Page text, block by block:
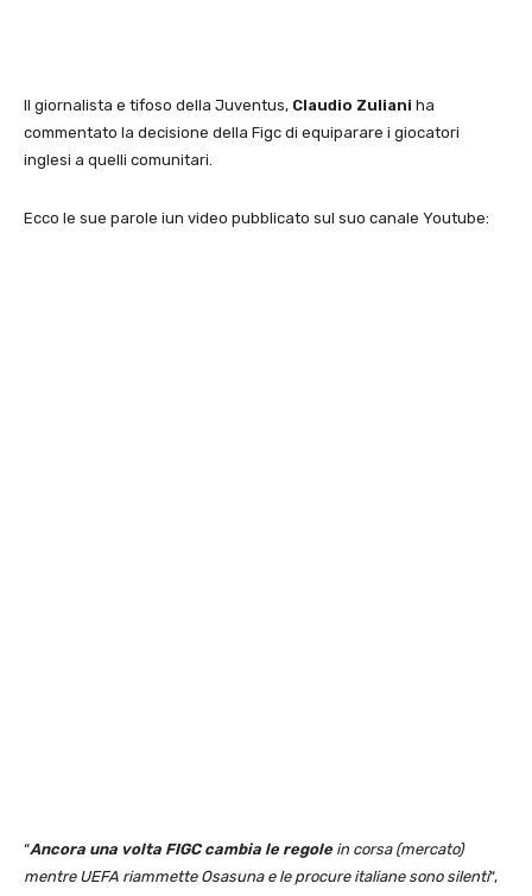
Il giornalista e tifoso della Juventus, Claudio Zuliani ha
commentato la decisione della Figc di equiparare i giocatori
inglesi a quelli comunitari.
Ecco le sue parole iun video pubblicato sul suo canale Youtube:
“Ancora una volta FIGC cambia le regole in corsa (mercato)
mentre UEFA riammette Osasuna e le procure italiane sono silenti“,